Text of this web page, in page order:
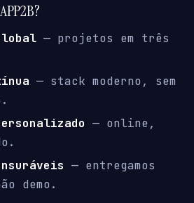
— projetos em três
— stack moderno, sem
— online,
— entregamos
demo.